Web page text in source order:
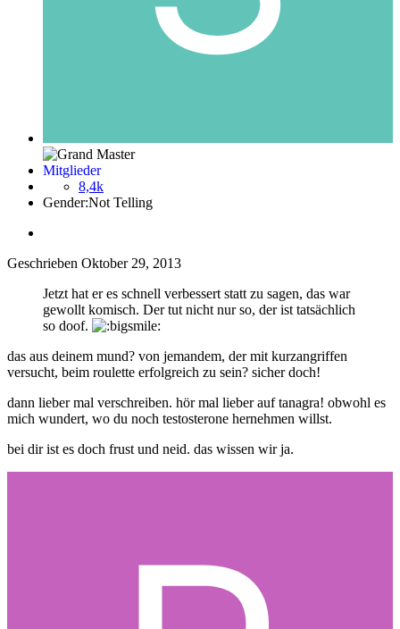
Mitglieder
8,4k
Gender:Not Telling
Geschrieben Oktober 29, 2013
Jetzt hat er es schnell verbessert statt zu sagen, das war
gewollt komisch. Der tut nicht nur so, der ist tatsächlich
so doof.
das aus deinem mund? von jemandem, der mit kurzangriffen
versucht, beim roulette erfolgreich zu sein? sicher doch!
dann lieber mal verschreiben. hör mal lieber auf tanagra! obwohl es
mich wundert, wo du noch testosterone hernehmen willst.
bei dir ist es doch frust und neid. das wissen wir ja.